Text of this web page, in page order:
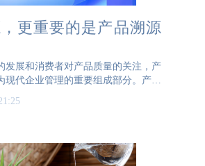
更重要的是产品溯源
发展和消费者对产品质量的关注，产
现代企业管理的重要组成部分。产品
生产加工、包装运输到最终销售的全